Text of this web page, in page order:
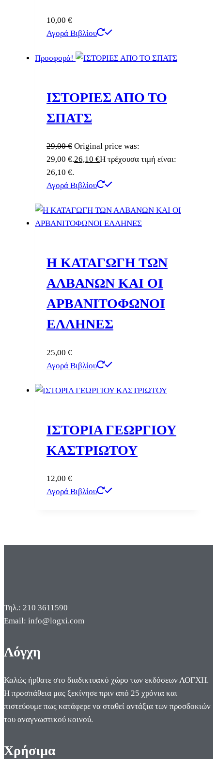
10,00 €
Αγορά Βιβλίου
Προσφορά!
ΙΣΤΟΡΙΕΣ ΑΠΟ ΤΟ
ΣΠΑΤΣ
29,00€ Original price was:
29,00 €.26,10 €Η τρέχουσα τιμή είναι:
26,10 €.
Αγορά Βιβλίου
Η ΚΑΤΑΓΩΓΗ ΤΩΝ
ΑΛΒΑΝΩΝ ΚΑΙ ΟΙ
ΑΡΒΑΝΙΤΟΦΩΝΟΙ
ΕΛΛΗΝΕΣ
25,00 €
Αγορά Βιβλίου
ΙΣΤΟΡΙΑ ΓΕΩΡΓΙΟΥ
ΚΑΣΤΡΙΩΤΟΥ
12,00 €
Αγορά Βιβλίου
Τηλ.: 210 3611590
Email: info@logxi.com
Λόγχη
Καλώς ήρθατε στο διαδικτυακό χώρο των εκδόσεων ΛΟΓΧΗ.
Η προσπάθεια μας ξεκίνησε πριν από 25 χρόνια και
πιστεύουμε πως κατάφερε να σταθεί αντάξια των προσδοκιών
του αναγνωστικού κοινού.
Χρήσιμα